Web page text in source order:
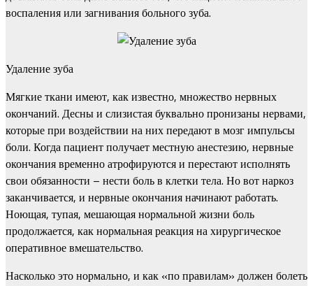
воспаления или загнивания больного зуба.
Удаление зуба
Мягкие ткани имеют, как известно, множество нервных
окончаний. Десны и слизистая буквально пронизаны нервами,
которые при воздействии на них передают в мозг импульсы
боли. Когда пациент получает местную анестезию, нервные
окончания временно атрофируются и перестают исполнять
свои обязанности – нести боль в клетки тела. Но вот наркоз
заканчивается, и нервные окончания начинают работать.
Ноющая, тупая, мешающая нормальной жизни боль
продолжается, как нормальная реакция на хирургическое
оперативное вмешательство.
Насколько это нормально, и как «по правилам» должен болеть